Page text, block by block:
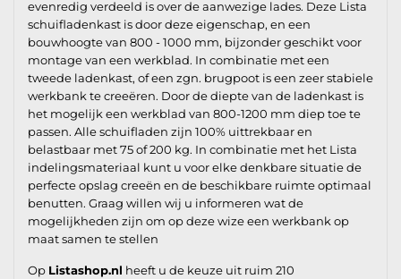
evenredig verdeeld is over de aanwezige lades. Deze Lista
schuifladenkast is door deze eigenschap, en een
bouwhoogte van 800 - 1000 mm, bijzonder geschikt voor
montage van een werkblad. In combinatie met een
tweede ladenkast, of een zgn. brugpoot is een zeer stabiele
werkbank te creeëren. Door de diepte van de ladenkast is
het mogelijk een werkblad van 800-1200 mm diep toe te
passen. Alle schuifladen zijn 100% uittrekbaar en
belastbaar met 75 of 200 kg. In combinatie met het Lista
indelingsmateriaal kunt u voor elke denkbare situatie de
perfecte opslag creeën en de beschikbare ruimte optimaal
benutten. Graag willen wij u informeren wat de
mogelijkheden zijn om op deze wize een werkbank op
maat samen te stellen
Op Listashop.nl heeft u de keuze uit ruim 210